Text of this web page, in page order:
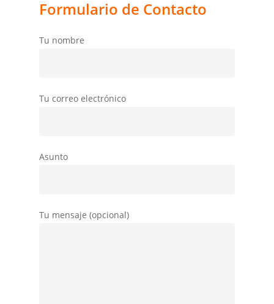
Formulario de Contacto
Tu nombre
Tu correo electrónico
Asunto
Tu mensaje (opcional)